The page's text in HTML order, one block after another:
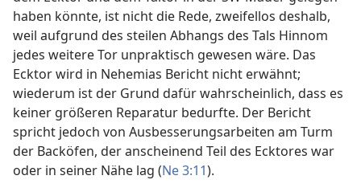
haben könnte, ist nicht die Rede, zweifellos deshalb,
weil aufgrund des steilen Abhangs des Tals Hinnom
jedes weitere Tor unpraktisch gewesen wäre. Das
Ecktor wird in Nehemias Bericht nicht erwähnt;
wiederum ist der Grund dafür wahrscheinlich, dass es
keiner größeren Reparatur bedurfte. Der Bericht
spricht jedoch von Ausbesserungsarbeiten am Turm
der Backöfen, der anscheinend Teil des Ecktores war
oder in seiner Nähe lag (Ne 3:11).